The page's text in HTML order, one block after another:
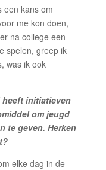
een kans om
me kon doen,
na college een
spelen, greep ik
was ik ook
heeft initiatieven
om jeugd
te geven. Herken
elke dag in de